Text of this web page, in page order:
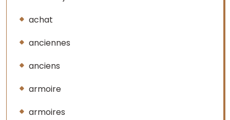
achat
anciennes
anciens
armoire
armoires